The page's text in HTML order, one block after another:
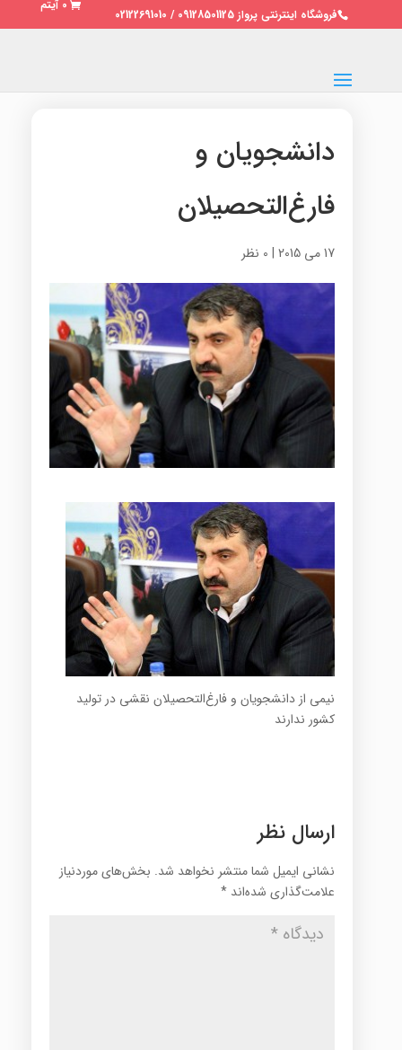
فروشگاه اینترنتی پرواز 09128501125 / 02122691010
0 آیتم
دانشجویان و
فارغ‌التحصیلان
17 می 2015 | 0 نظر
نیمی از دانشجویان و فارغ‌التحصیلان نقشی در تولید
کشور ندارند
ارسال نظر
نشانی ایمیل شما منتشر نخواهد شد. بخش‌های موردنیاز
علامت‌گذاری شده‌اند *